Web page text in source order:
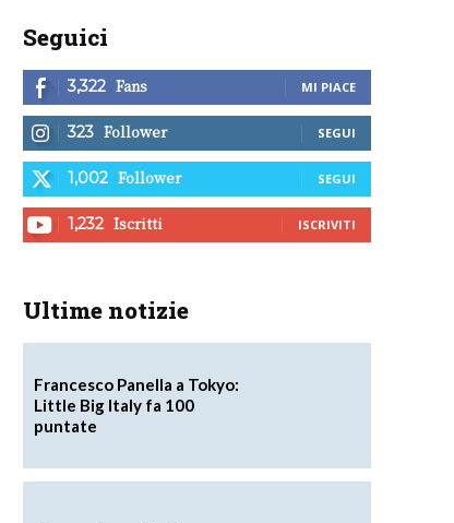
Seguici
3,322 Fans MI PIACE
323 Follower SEGUI
1,002 Follower SEGUI
1,232 Iscritti ISCRIVITI
Ultime notizie
Francesco Panella a Tokyo:
Little Big Italy fa 100
puntate